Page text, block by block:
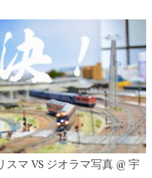
マ VS ジオラマ写真 @ 宇